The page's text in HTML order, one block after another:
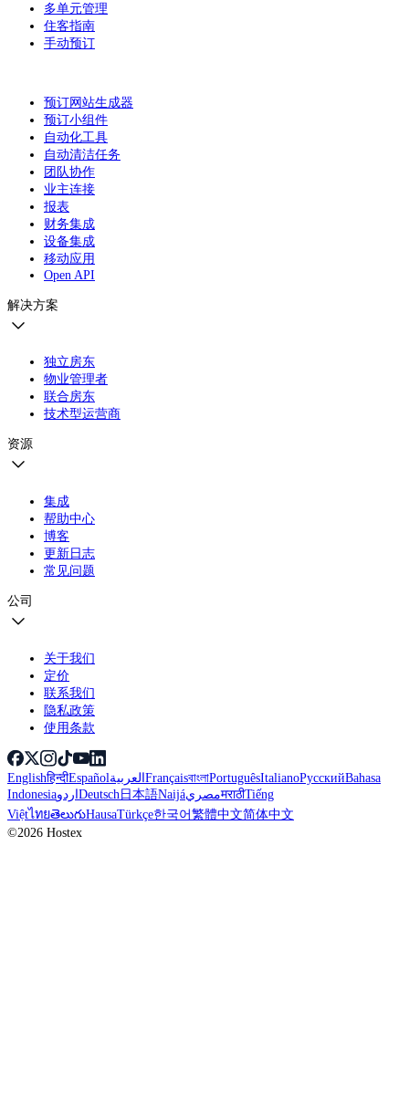
多单元管理
住客指南
手动预订
预订网站生成器
预订小组件
自动化工具
自动清洁任务
团队协作
业主连接
报表
财务集成
设备集成
移动应用
Open API
解决方案
独立房东
物业管理者
联合房东
技术型运营商
资源
集成
帮助中心
博客
更新日志
常见问题
公司
关于我们
定价
联系我们
隐私政策
使用条款
Englishहिन्दीEspañolالعربيةFrançaisবাংলাPortuguêsItalianoРусскийBahasa
IndonesiaاردوDeutsch日本語NaijáمصريमराठीTiếng
ViệtไทยతెలుగుHausaTürkçe한국어繁體中文简体中文
©2026 Hostex